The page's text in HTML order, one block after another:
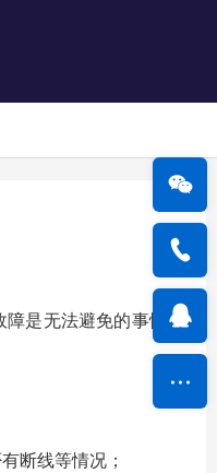
是无法避免的事情，
断线等情况；